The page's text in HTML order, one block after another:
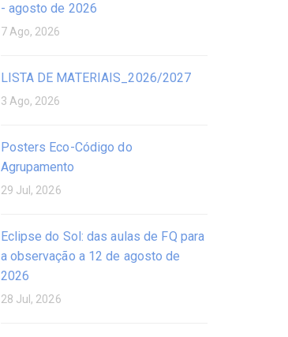
- agosto de 2026
7 Ago, 2026
LISTA DE MATERIAIS_2026/2027
3 Ago, 2026
Posters Eco-Código do
Agrupamento
29 Jul, 2026
Eclipse do Sol: das aulas de FQ para
a observação a 12 de agosto de
2026
28 Jul, 2026